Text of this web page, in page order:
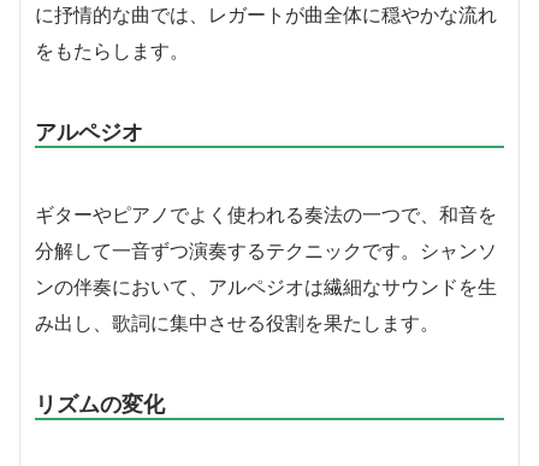
に抒情的な曲では、レガートが曲全体に穏やかな流れ
をもたらします。
アルペジオ
ギターやピアノでよく使われる奏法の一つで、和音を
分解して一音ずつ演奏するテクニックです。シャンソ
ンの伴奏において、アルペジオは繊細なサウンドを生
み出し、歌詞に集中させる役割を果たします。
リズムの変化